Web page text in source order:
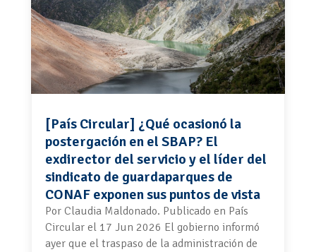
[País Circular] ¿Qué ocasionó la
postergación en el SBAP? El
exdirector del servicio y el líder del
sindicato de guardaparques de
CONAF exponen sus puntos de vista
Por Claudia Maldonado. Publicado en País
Circular el 17 Jun 2026 El gobierno informó
ayer que el traspaso de la administración de